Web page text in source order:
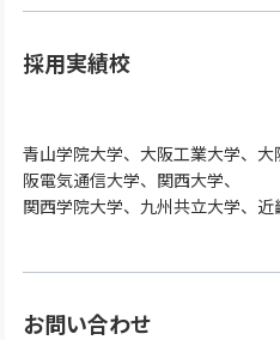
採用実績校
青山学院大学、大阪工業大学、
阪電気通信大学、関西大学、
関西学院大学、九州共立大学、
お問い合わせ